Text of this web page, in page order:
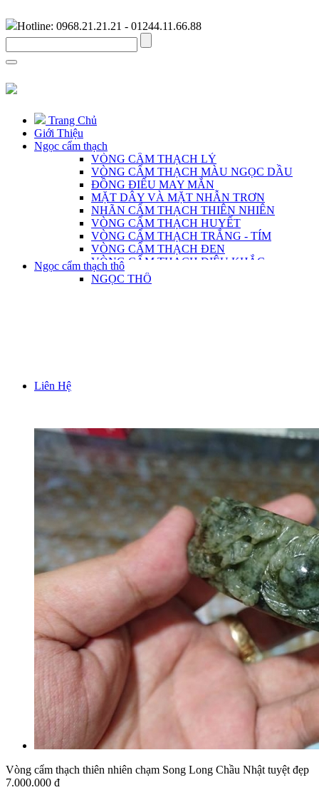
Hotline: 0968.21.21.21 - 01244.11.66.88
Trang Chủ
Giới Thiệu
Ngọc cẩm thạch
VÒNG CẨM THẠCH LÝ
VÒNG CẨM THẠCH MÀU NGỌC DẦU
ĐỒNG ĐIẾU MAY MẮN
MẶT DÂY VÀ MẶT NHẪN TRƠN
NHÃN CẨM THẠCH THIÊN NHIÊN
VÒNG CẨM THẠCH HUYẾT
VÒNG CẨM THẠCH TRẮNG - TÍM
VÒNG CẨM THẠCH ĐEN
VÒNG CẨM THẠCH ĐIÊU KHẮC
VÒNG CẨM THẠCH DÀNH CHO NAM
CHUỖI CẨM THẠCH THIÊN NHIÊN
Ngọc cẩm thạch thô
NGỌC THÔ
Liên Hệ
Vòng cẩm thạch thiên nhiên chạm Song Long Chầu Nhật tuyệt đẹp
7.000.000 đ